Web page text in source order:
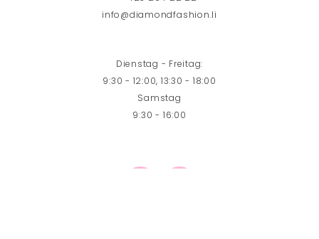
info@diamondfashion.li
Dienstag - Freitag:
9:30 - 12:00, 13:30 - 18:00
Samstag
9:30 - 16:00